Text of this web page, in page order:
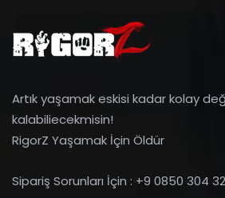
Artık yaşamak eskisi kadar kolay
kalabiliecekmisin!
RigorZ Yaşamak İçin Öldür
Sipariş Sorunları İçin : +9 0850 304